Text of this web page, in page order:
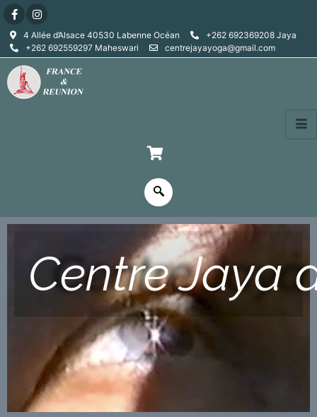
4 Allée d’Alsace 40530 Labenne Océan
+262 692369208 Jaya
+262 692559297 Maheswari
centrejayayoga@gmail.com
Centre Jaya